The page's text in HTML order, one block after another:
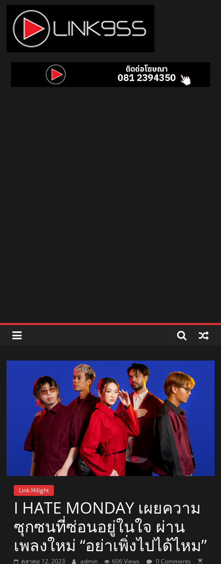
Skip
content
Link
95.5
ลพบุรี
สถานี
ลพบุรี
Link Hilight
I HATE MONDAY เผยความ
ซุกซนที่ซ่อนอยู่ในใจ ผ่าน
เพลงใหม่ “อย่าเพิ่งไปได้ไหม”
ตุลาคม 12, 2023 admin 606 Views
0 Comments